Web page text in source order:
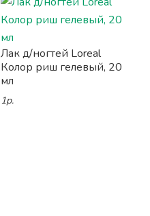
Лак д/ногтей Loreal
Колор риш гелевый, 20
мл
1р.